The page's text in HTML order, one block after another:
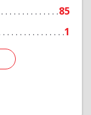
85
1
Подробнее